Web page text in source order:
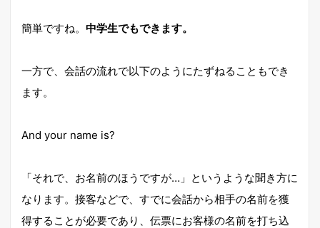
簡単ですね。 中学生でもできます。
一方で、会話の流れで以下のようにたずねることもでき
ます。
And your name is?
「それで、お名前のほうですが…」というような聞き方に
なります。接客などで、すでに会話から相手の名前を獲
得することが必要であり、伝票にお客様の名前を打ち込